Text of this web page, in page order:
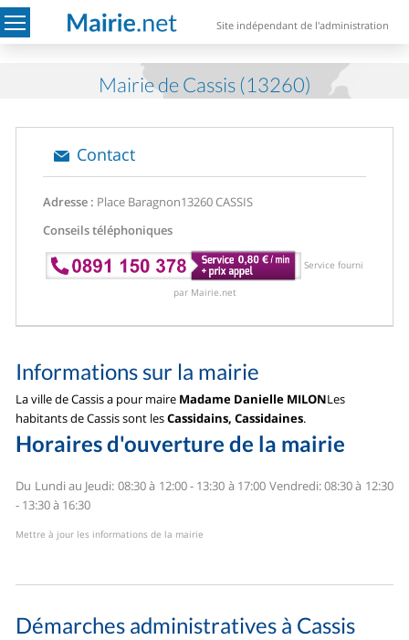
Site indépendant de l'administration
Mairie de Cassis (13260)
Contact
Adresse : Place Baragnon13260 CASSIS
Conseils téléphoniques
Service fourni
par Mairie.net
Informations sur la mairie
La ville de Cassis a pour maire Madame Danielle MILONLes
habitants de Cassis sont lesCassidains, Cassidaines.
Horaires d'ouverture de la mairie
Du Lundi au Jeudi: 08:30 à 12:00 - 13:30 à 17:00 Vendredi: 08:30 à 12:30
- 13:30 à 16:30
Mettre à jour les informations de la mairie
Démarches administratives à Cassis